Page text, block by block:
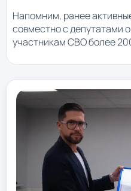
Напомним, ранее
совместно с депутатами
участникам СВО более